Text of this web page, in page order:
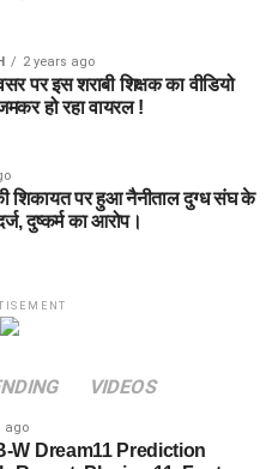
2 years ago
पर इस शराबी शिक्षक का वीडियो
हो रहा वायरल !
शिकायत पर हुआ नैनीताल दुग्ध संघ के
दुष्कर्म का आरोप।
VIDEOS
ago
W Dream11 Prediction